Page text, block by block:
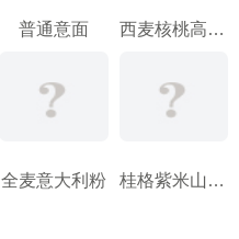
普通意面 西麦核桃高钙营养麦片
全麦意大利粉 桂格紫米山药燕麦片